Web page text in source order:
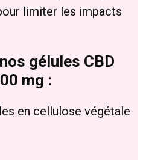
limiter les impacts
gélules CBD
mg :
en cellulose végétale